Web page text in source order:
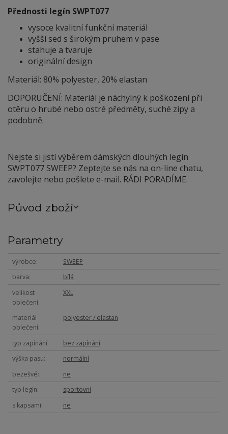
Přednosti legín SWPT077
vysoce kvalitní funkční materiál
vyšší sed s širokým pruhem v pase
stahuje a tvaruje
originální design
Materiál: 80% polyester, 20% elastan
DOPORUČENÍ: Materiál je náchylný k poškození při
otěru o hrubé nebo ostré předměty, suché zipy a
podobně.
Nejste si jistí výběrem dámských dlouhých legín
SWPT077 SWEEP? Zeptejte se nás na on-line chatu,
zavolejte nebo pošlete e-mail. RÁDI PORADÍME.
Původ zboží
Parametry
výrobce
SWEEP
barva
bílá
velikost
oblečení
XXL
materiál
oblečení
polyester / elastan
typ zapínání
bez zapínání
výška pasu
normální
bezešvé
ne
typ legín
sportovní
s kapsami
ne